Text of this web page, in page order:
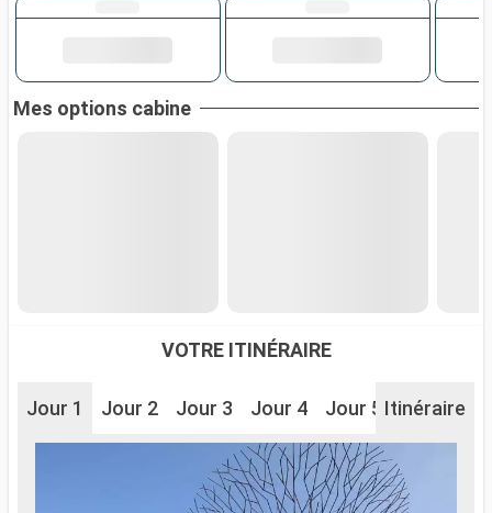
Mes options cabine
VOTRE ITINÉRAIRE
Jour 1 Jour 2 Jour 3 Jour 4 Jour 5 Jour 6
Itinéraire